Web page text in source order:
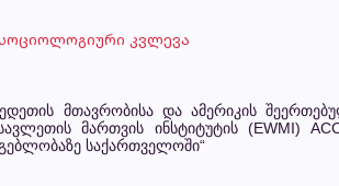
კვლევა
მთავრობისა და ამერიკის
მართვის ინსტიტუტის (EWMI)
საქართველოში“